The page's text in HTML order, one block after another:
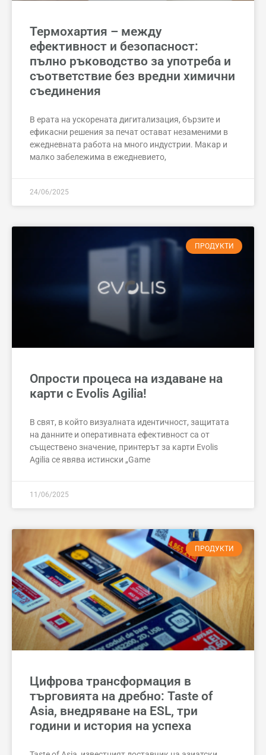
Термохартия – между
ефективност и безопасност:
пълно ръководство за употреба и
съответствие без вредни химични
съединения
В ерата на ускорената дигитализация, бързите и
ефикасни решения за печат остават незаменими в
ежедневната работа на много индустрии. Макар и
малко забележима в ежедневието,
24/06/2025
ПРОДУКТИ
Опрости процеса на издаване на
карти с Evolis Agilia!
В свят, в който визуалната идентичност, защитата
на данните и оперативната ефективност са от
съществено значение, принтерът за карти Evolis
Agilia се явява истински „Game
11/06/2025
ПРОДУКТИ
Цифрова трансформация в
търговията на дребно: Taste of
Asia, внедряване на ESL, три
години и история на успеха